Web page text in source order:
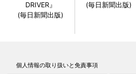
DRIVER』
(毎日新聞出版)
(毎日新聞出版)
個人情報の取り扱いと免責事項